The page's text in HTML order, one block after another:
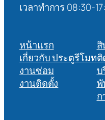
เวลาทำการ 08:30-
หน้าแรก
เกี่ยวกับ ประตูรีโมท
งานซ่อม
งานติดตั้ง
ติ
บ
พั
ก